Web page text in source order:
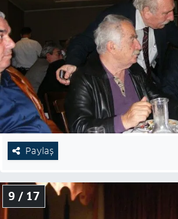
Paylaş
9 / 17